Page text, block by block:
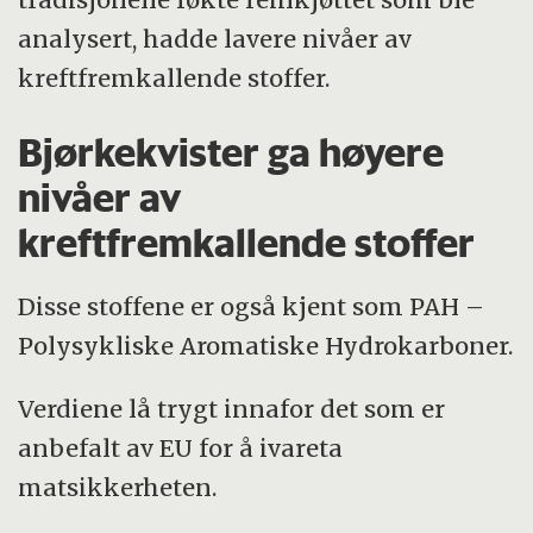
analysert, hadde lavere nivåer av
kreftfremkallende stoffer.
Bjørkekvister ga høyere
nivåer av
kreftfremkallende stoffer
Disse stoffene er også kjent som PAH –
Polysykliske Aromatiske Hydrokarboner.
Verdiene lå trygt innafor det som er
anbefalt av EU for å ivareta
matsikkerheten.